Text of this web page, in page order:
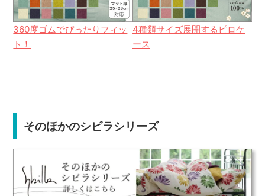
360度ゴムでぴったりフィッ
ト！
4種類サイズ展開するピロケ
ース
そのほかのシビラシリーズ